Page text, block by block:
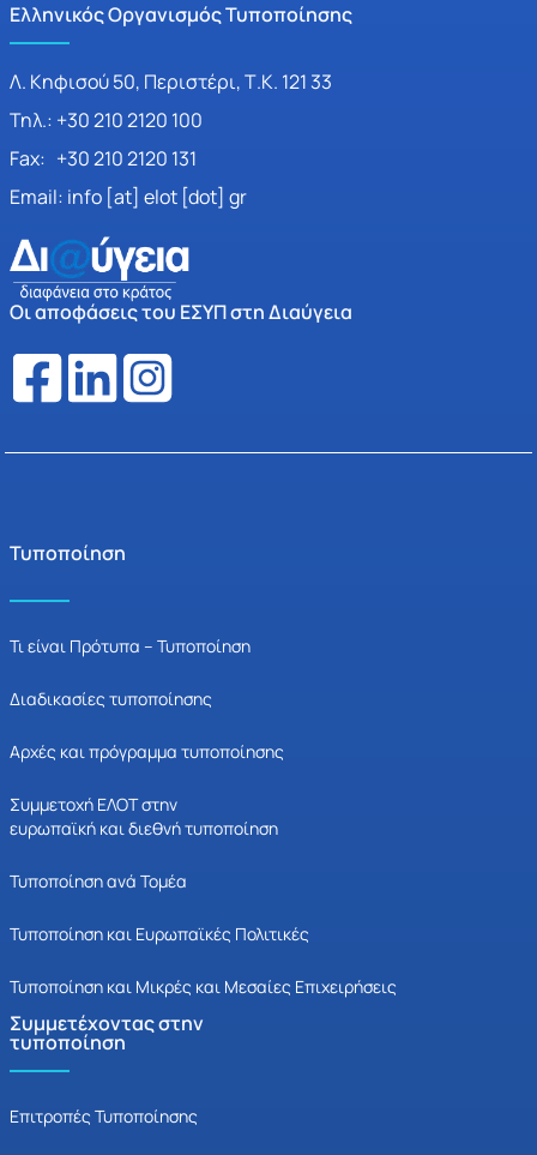
Ελληνικός Οργανισμός Τυποποίησης
Λ. Κηφισού 50, Περιστέρι, Τ.Κ. 121 33
Τηλ.: +30 210 2120 100
Fax: +30 210 2120 131
Email: info [at] elot [dot] gr
Οι αποφάσεις του ΕΣΥΠ στη Διαύγεια
Τυποποίηση
Τι είναι Πρότυπα – Τυποποίηση
Διαδικασίες τυποποίησης
Αρχές και πρόγραμμα τυποποίησης
Συμμετοχή ΕΛΟΤ στην
ευρωπαϊκή και διεθνή τυποποίηση
Τυποποίηση ανά Τομέα
Τυποποίηση και Ευρωπαϊκές Πολιτικές
Τυποποίηση και Μικρές και Μεσαίες Επιχειρήσεις
Συμμετέχοντας στην
τυποποίηση
Επιτροπές Τυποποίησης